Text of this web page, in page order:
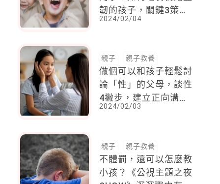
韌的孩子，關鍵3策略
告訴你
2024/02/04
親子 親子教養
做個可以和孩子輕鬆討
論「性」的父母，談性
4撇步，建立正向溝通
模式
2024/02/03
親子 親子教養
不體罰，還可以怎麼教
小孩？《公視主題之夜